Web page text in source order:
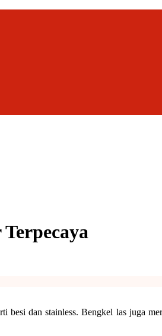
besi dan stainless. Bengkel las juga